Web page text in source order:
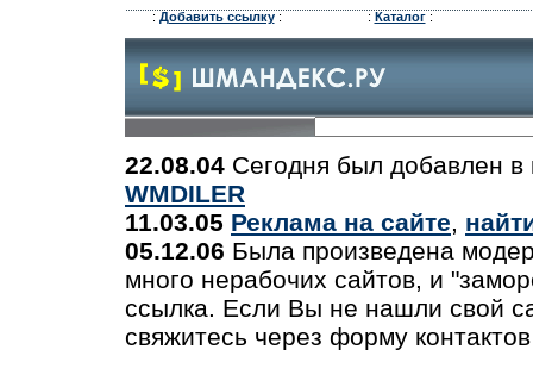
: Добавить ссылку: : Каталог:
22.08.04 Сегодня был добавлен в
WMDILER
11.03.05 Реклама на сайте,
05.12.06 Была произведена
много нерабочих сайтов, и
ссылка. Если Вы не нашли свой
свяжитесь через форму